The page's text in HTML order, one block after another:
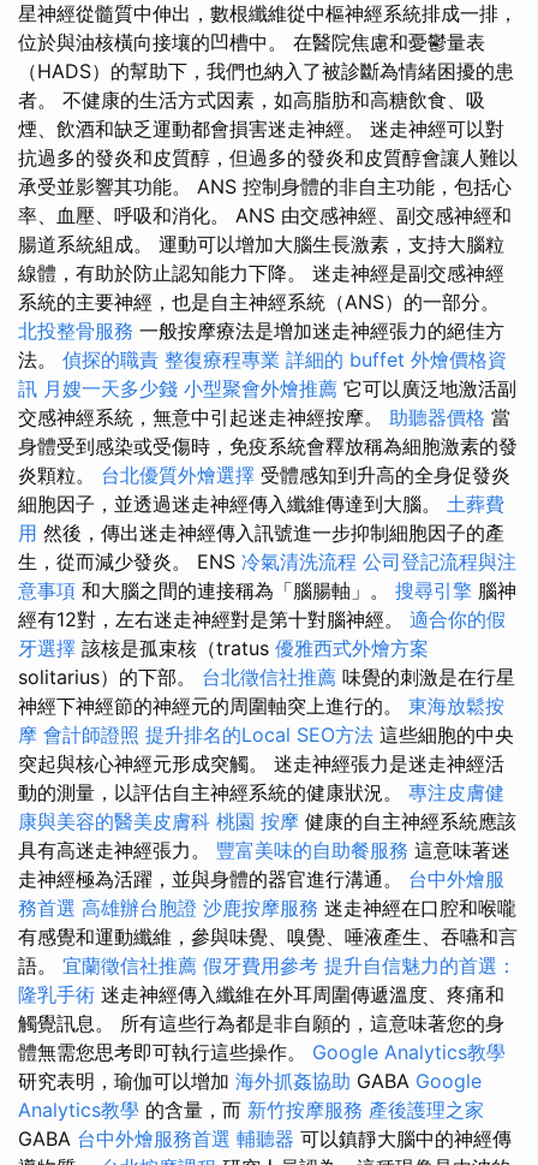
星神經從髓質中伸出，數根纖維從中樞神經系統排成一排，
位於與油核橫向接壤的凹槽中。 在醫院焦慮和憂鬱量表
（HADS）的幫助下，我們也納入了被診斷為情緒困擾的患
者。 不健康的生活方式因素，如高脂肪和高糖飲食、吸
煙、飲酒和缺乏運動都會損害迷走神經。 迷走神經可以對
抗過多的發炎和皮質醇，但過多的發炎和皮質醇會讓人難以
承受並影響其功能。 ANS 控制身體的非自主功能，包括心
率、血壓、呼吸和消化。 ANS 由交感神經、副交感神經和
腸道系統組成。 運動可以增加大腦生長激素，支持大腦粒
線體，有助於防止認知能力下降。 迷走神經是副交感神經
系統的主要神經，也是自主神經系統（ANS）的一部分。
北投整骨服務 一般按摩療法是增加迷走神經張力的絕佳方
法。 偵探的職責 整復療程專業 詳細的 buffet 外燴價格資
訊 月嫂一天多少錢 小型聚會外燴推薦 它可以廣泛地激活副
交感神經系統，無意中引起迷走神經按摩。 助聽器價格 當
身體受到感染或受傷時，免疫系統會釋放稱為細胞激素的發
炎顆粒。 台北優質外燴選擇 受體感知到升高的全身促發炎
細胞因子，並透過迷走神經傳入纖維傳達到大腦。 土葬費
用 然後，傳出迷走神經傳入訊號進一步抑制細胞因子的產
生，從而減少發炎。 ENS 冷氣清洗流程 公司登記流程與注
意事項 和大腦之間的連接稱為「腦腸軸」。 搜尋引擎 腦神
經有12對，左右迷走神經對是第十對腦神經。 適合你的假
牙選擇 該核是孤束核（tratus 優雅西式外燴方案
solitarius）的下部。 台北徵信社推薦 味覺的刺激是在行星
神經下神經節的神經元的周圍軸突上進行的。 東海放鬆按
摩 會計師證照 提升排名的Local SEO方法 這些細胞的中央
突起與核心神經元形成突觸。 迷走神經張力是迷走神經活
動的測量，以評估自主神經系統的健康狀況。 專注皮膚健
康與美容的醫美皮膚科 桃園 按摩 健康的自主神經系統應該
具有高迷走神經張力。 豐富美味的自助餐服務 這意味著迷
走神經極為活躍，並與身體的器官進行溝通。 台中外燴服
務首選 高雄辦台胞證 沙鹿按摩服務 迷走神經在口腔和喉嚨
有感覺和運動纖維，參與味覺、嗅覺、唾液產生、吞嚥和言
語。 宜蘭徵信社推薦 假牙費用參考 提升自信魅力的首選：
隆乳手術 迷走神經傳入纖維在外耳周圍傳遞溫度、疼痛和
觸覺訊息。 所有這些行為都是非自願的，這意味著您的身
體無需您思考即可執行這些操作。 Google Analytics教學
研究表明，瑜伽可以增加 海外抓姦協助 GABA Google
Analytics教學 的含量，而 新竹按摩服務 產後護理之家
GABA 台中外燴服務首選 輔聽器 可以鎮靜大腦中的神經傳